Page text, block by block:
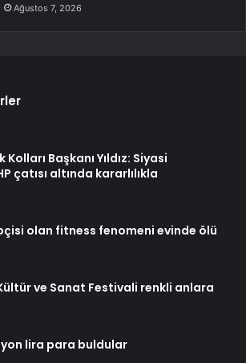
Ağustos 7, 2026
Kolları Başkanı Yıldız: Siyasi
çatısı altında kararlılıkla
olan fitness fenomeni evinde ölü
ve Sanat Festivali renkli anlara
lira para buldular